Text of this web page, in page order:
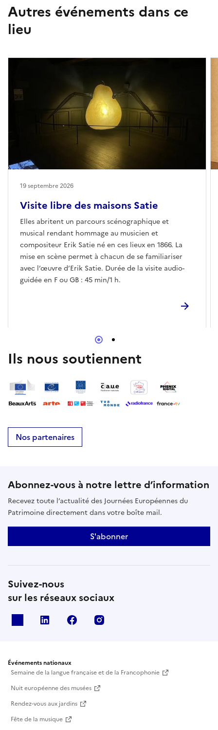
Autres événements dans ce
lieu
Visite libre des maisons Satie
Elles abritent un parcours scénographique et
musical rendant hommage au musicien et
compositeur Erik Satie né en ces lieux en 1866. La
mise en scène permet à chacun de se familiariser
avec l’œuvre d’Erik Satie. Durée de la visite audio-
guidée en F ou GB : 45 min/1 h.
19 septembre 2026
Ils nous soutiennent
Nos partenaires
Abonnez-vous à notre lettre d’information
Recevez toute l’actualité des Journées Européennes du
Patrimoine directement dans votre boîte mail.
S'abonner
Suivez-nous
sur les réseaux sociaux
Linkedin Facebook
Événements nationaux
Semaine de la langue française et de la Francophonie
Nuit européenne des musées
Rendez-vous aux jardins
Fête de la musique